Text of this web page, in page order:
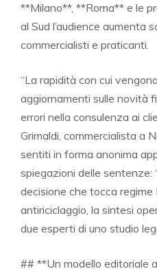
**Milano**, **Roma** e le
al Sud l’audience aumenta
commercialisti e praticanti.
“La rapidità con cui
aggiornamenti sulle novità
errori nella consulenza ai
Grimaldi, commercialista a
sentiti in forma anonima
spiegazioni delle sentenze:
decisione che tocca regime
antiriciclaggio, la sintesi
due esperti di uno studio
## **Un modello editoriale